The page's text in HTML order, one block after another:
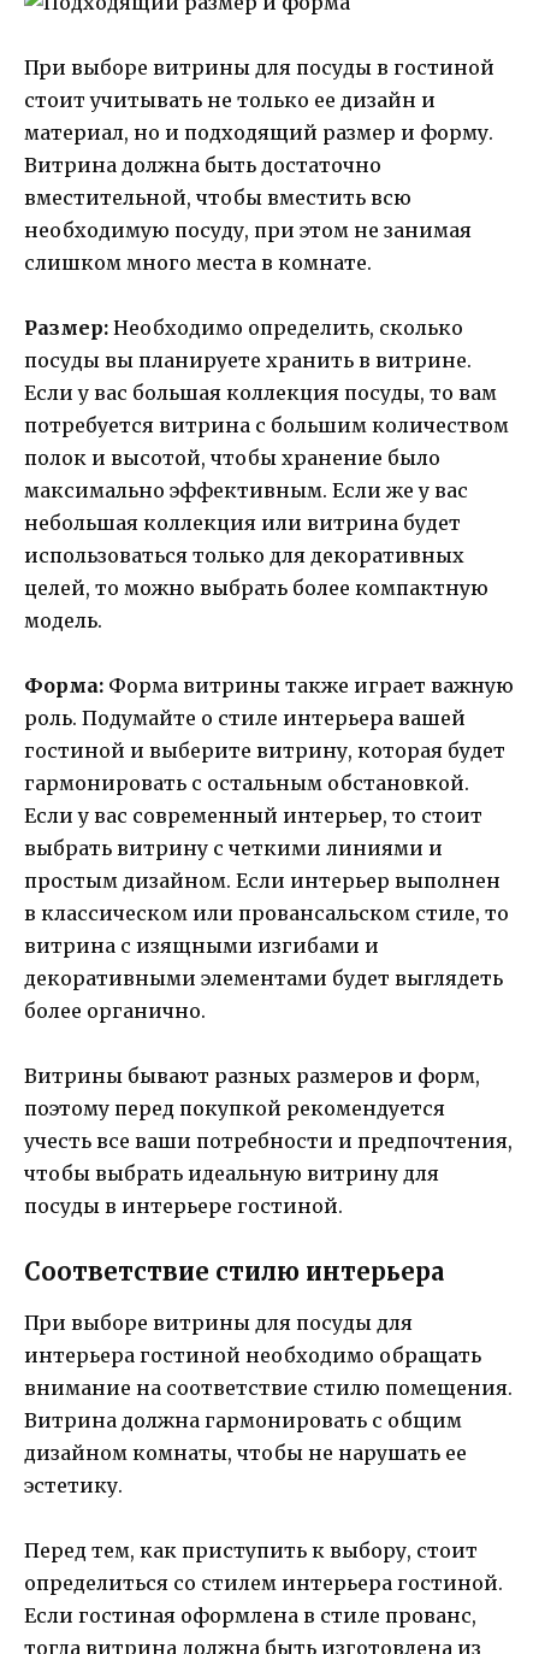
При выборе витрины для посуды в гостиной
стоит учитывать не только ее дизайн и
материал, но и подходящий размер и форму.
Витрина должна быть достаточно
вместительной, чтобы вместить всю
необходимую посуду, при этом не занимая
слишком много места в комнате.
Размер: Необходимо определить, сколько
посуды вы планируете хранить в витрине.
Если у вас большая коллекция посуды, то вам
потребуется витрина с большим количеством
полок и высотой, чтобы хранение было
максимально эффективным. Если же у вас
небольшая коллекция или витрина будет
использоваться только для декоративных
целей, то можно выбрать более компактную
модель.
Форма: Форма витрины также играет важную
роль. Подумайте о стиле интерьера вашей
гостиной и выберите витрину, которая будет
гармонировать с остальным обстановкой.
Если у вас современный интерьер, то стоит
выбрать витрину с четкими линиями и
простым дизайном. Если интерьер выполнен
в классическом или провансальском стиле, то
витрина с изящными изгибами и
декоративными элементами будет выглядеть
более органично.
Витрины бывают разных размеров и форм,
поэтому перед покупкой рекомендуется
учесть все ваши потребности и предпочтения,
чтобы выбрать идеальную витрину для
посуды в интерьере гостиной.
Соответствие стилю интерьера
При выборе витрины для посуды для
интерьера гостиной необходимо обращать
внимание на соответствие стилю помещения.
Витрина должна гармонировать с общим
дизайном комнаты, чтобы не нарушать ее
эстетику.
Перед тем, как приступить к выбору, стоит
определиться со стилем интерьера гостиной.
Если гостиная оформлена в стиле прованс,
тогда витрина должна быть изготовлена из